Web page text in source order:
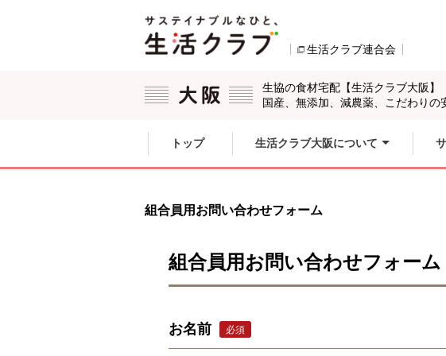
生活クラブ連合会
生協の食材宅配【生活クラブ大阪】
国産、無添加、減農薬、こだわりの
ここからサイト内共通メニューです。
サイト内共通メニューをスキップする
トップ 生活クラブ大阪について
組合員用お問い合わせフォーム
組合員用お問い合わせフォーム
お名前 必須